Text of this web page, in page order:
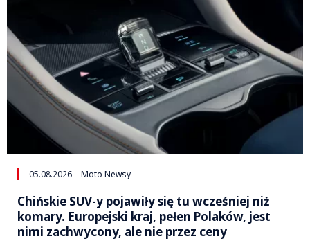
05.08.2026 Moto Newsy
Chińskie SUV-y pojawiły się tu wcześniej niż
komary. Europejski kraj, pełen Polaków, jest
nimi zachwycony, ale nie przez ceny